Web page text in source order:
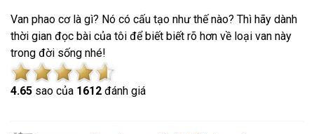
Van phao cơ là gì? Nó có cấu tạo như thế nào? Thì hãy dành
thời gian đọc bài của tôi để biết biết rõ hơn về loại van này
trong đời sống nhé!
4.65 sao của 1612 đánh giá